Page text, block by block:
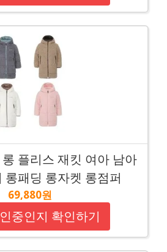
플리스 재킷 여아 남아
롱패딩 롱자켓 롱점퍼
69,880원
중인지 확인하기